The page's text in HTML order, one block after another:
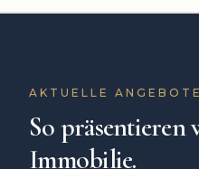
AKTUELLE ANGEBOTE
So präsentieren
Immobilie.